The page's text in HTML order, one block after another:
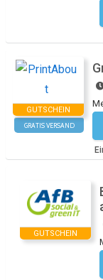
GUTSCHEIN
GRATIS VERSAND
GUTSCHEIN